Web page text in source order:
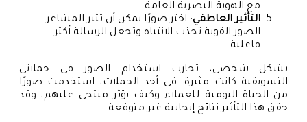
مع الهوية البصرية العامة.
التأثير العاطفي: اختر صورًا يمكن أن تثير المشاعر.
الصور القوية تجذب الانتباه وتجعل الرسالة أكثر
فاعلية.
بشكل شخصي، تجارب استخدام الصور في حملاتي
التسويقية كانت مثيرة. في أحد الحملات، استخدمت صورًا
من الحياة اليومية للعملاء وكيف يؤثر منتجي عليهم، وقد
حقق هذا التأثير نتائج إيجابية غير متوقعة.